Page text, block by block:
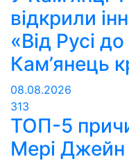
відкрили
«Від Русі
Кам’янець
08.08.2026
313
ТОП-5
Мері Джейн